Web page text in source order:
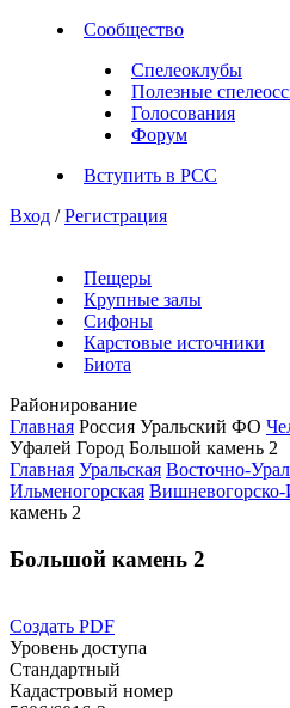
Сообщество
Спелеоклубы
Полезные
Голосования
Форум
Вступить в РСС
Вход / Регистрация
Пещеры
Крупные залы
Сифоны
Карстовые источники
Биота
Районирование
Главная Россия Уральский ФО
Уфалей Город Большой камень 2
Главная Уральская Восточно-
Ильменогорская
камень 2
Большой камень 2
Создать PDF
Уровень доступа
Стандартный
Кадастровый номер